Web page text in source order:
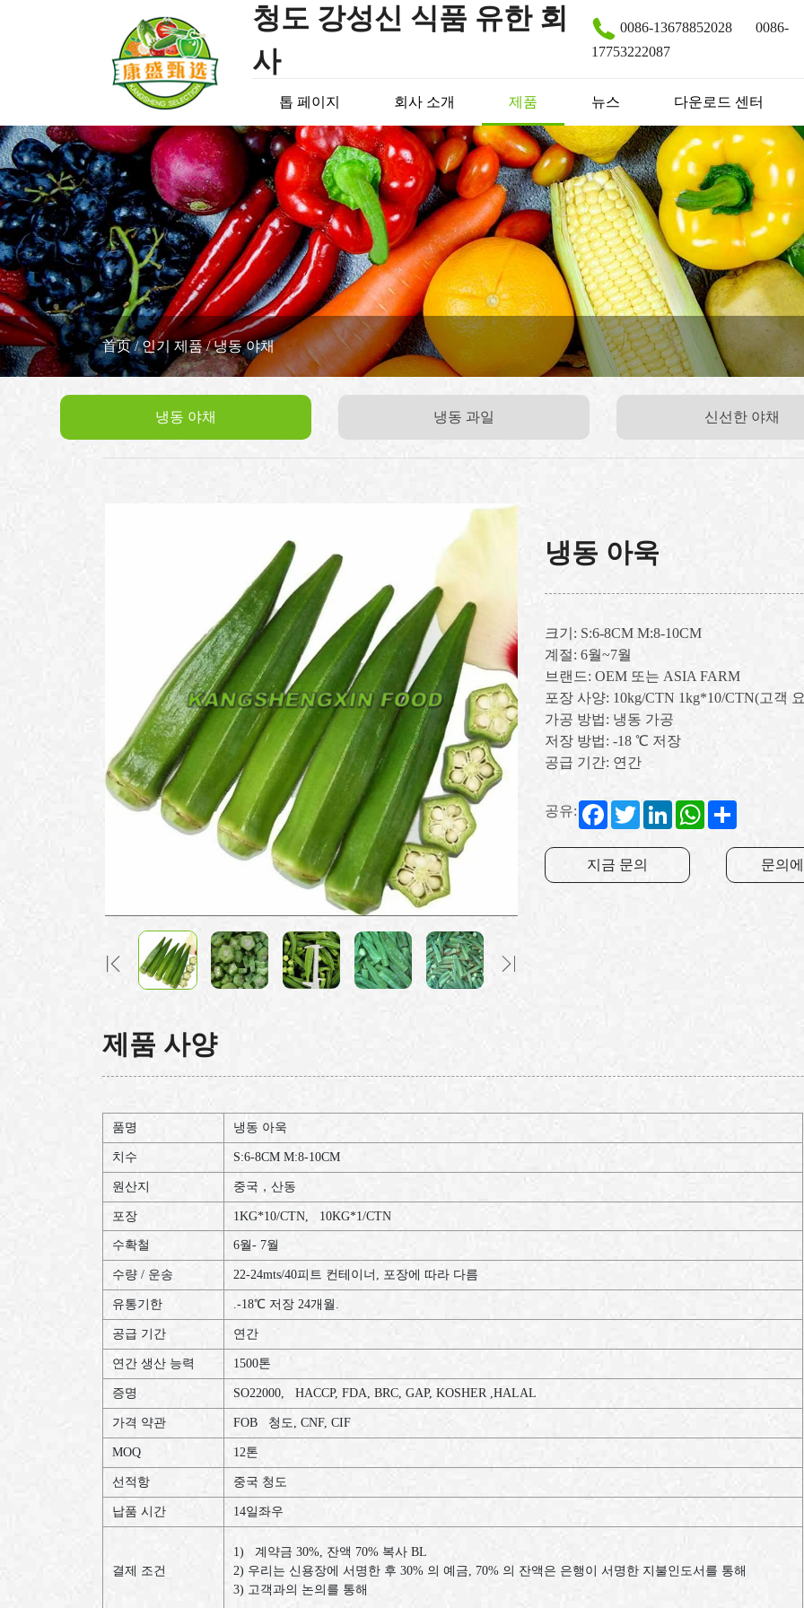
청도 강성신 식품 유한 회
사
0086-13678852028
0086-
17753222087
톱 페이지 회사 소개 제품 뉴스 다운로드 센터
首页/인기 제품/냉동 야채
냉동 야채 냉동 과일 신선한 야채
냉동 아욱
크기: S:6-8CM M:8-10CM
계절: 6월~7월
브랜드: OEM 또는 ASIA FARM
포장 사양: 10kg/CTN 1kg*10/CTN(고객
가공 방법: 냉동 가공
저장 방법: -18 ℃ 저장
공급 기간: 연간
공유: FacebookTwitterLinkedInWhatsApp
지금 문의 문의
제품 사양
품명 냉동 아욱
치수 S:6-8CM M:8-10CM
원산지 중국，산동
포장 1KG*10/CTN, 10KG*1/CTN
수확철 6월- 7월
수량 / 운송 22-24mts/40피트 컨테이너 , 포장에 따라 다름
유통기한 .-18℃ 저장 24개월 .
공급 기간 연간
연간 생산 능력 1500톤
증명 SO22000, HACCP, FDA, BRC, GAP, KOSHER ,HALAL
가격 약관 FOB 청도, CNF, CIF
MOQ 12톤
선적항 중국 청도
납품 시간 14일좌우
결제 조건
1) 계약금 30%, 잔액 70% 복사 BL
2) 우리는 신용장에 서명한 후 30% 의 예금, 70% 의 잔액은 은행이 서명한 지불인도서를 통해
3) 고객과의 논의를 통해